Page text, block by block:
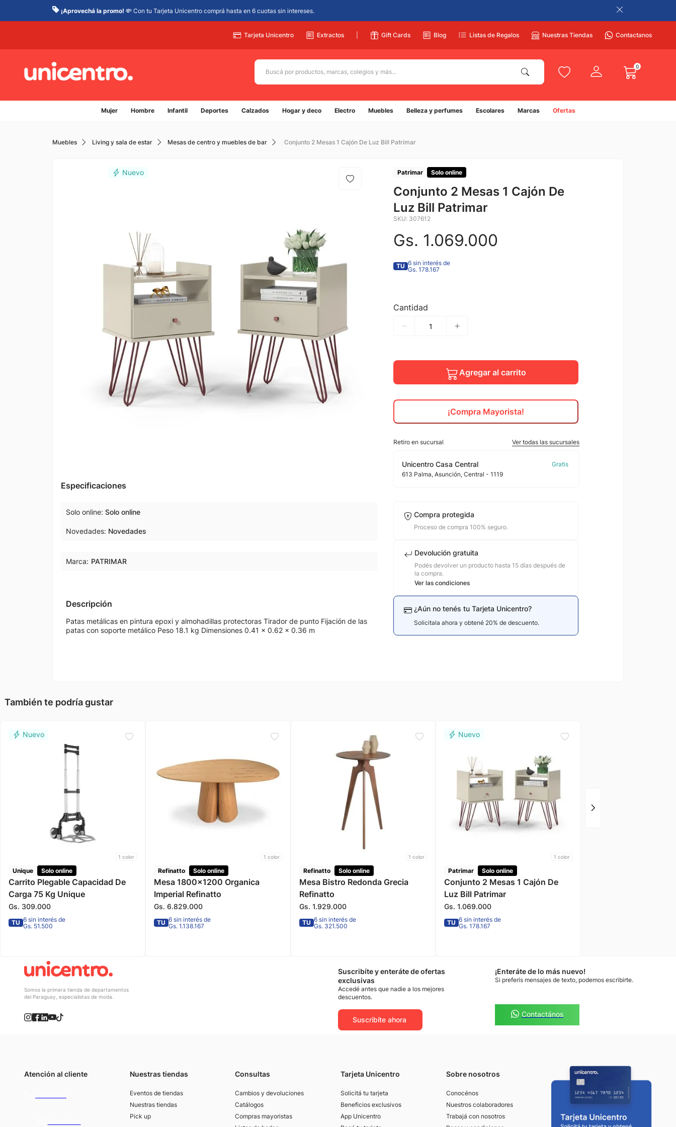
¡Aprovechá la promo! 💸 Con tu Tarjeta Unicentro comprá hasta en 6 cuotas sin intereses.
Tarjeta Unicentro Extractos Gift Cards Blog Listas de Regalos Nuestras Tiendas Contactanos
Buscá por productos, marcas, colegios y más... 0
Mujer Hombre Infantil Deportes Calzados Hogar y deco Electro Muebles Belleza y perfumes Escolares Marcas Ofertas
Muebles Living y sala de estar Mesas de centro y muebles de bar Conjunto 2 Mesas 1 Cajón De Luz Bill Patrimar
Especificaciones
Solo online Solo online
Novedades Novedades
Marca: PATRIMAR
Descripción
Patas metálicas en pintura epoxi y almohadillas protectoras Tirador de punto Fijación de las
patas con soporte metálico Peso 18.1 kg Dimensiones 0.41 × 0.62 × 0.36 m
Patrimar Solo online
Conjunto 2 Mesas 1 Cajón De
Luz Bill Patrimar
SKU: 307612
Gs. 1.069.000
TU 6 sin interés de
Gs. 178.167
Cantidad
Agregar al carrito
¡Compra Mayorista!
Retiro en sucursal Ver todas las sucursales
Unicentro Casa Central
613 Palma, Asunción, Central - 1119
Compra protegida
Proceso de compra 100% seguro.
Devolución gratuita
Podés devolver un producto hasta 15 días después de
la compra.
Ver las condiciones
¿Aún no tenés tu Tarjeta Unicentro?
Solicitala ahora y obtené 20% de descuento.
También te podría gustar
1 color
Unique Solo online
Carrito Plegable Capacidad De
Carga 75 Kg Unique
Gs. 309.000
TU 6 sin interés de
Gs. 51.500
1 color
Refinatto Solo online
Mesa 1800x1200 Organica
Imperial Refinatto
Gs. 6.829.000
TU 6 sin interés de
Gs. 1.138.167
1 color
Refinatto Solo online
Mesa Bistro Redonda Grecia
Refinatto
Gs. 1.929.000
TU 6 sin interés de
Gs. 321.500
1 color
Patrimar Solo online
Conjunto 2 Mesas 1 Cajón De
Luz Bill Patrimar
Gs. 1.069.000
TU 6 sin interés de
Gs. 178.167
Somos la primera tienda de departamentos
del Paraguay, especialistas de moda.
Suscribíte y enteráte de ofertas
exclusivas
Accedé antes que nadie a los mejores
descuentos.
Suscribíte ahora
¡Enteráte de lo más nuevo!
Si preferís mensajes de texto, podemos escribirte.
Contactános
Atención al cliente
Nuestras tiendas
Eventos de tiendas
Nuestras tiendas
Pick up
Consultas
Cambios y devoluciones
Catálogos
Compras mayoristas
Tarjeta Unicentro
Solicitá tu tarjeta
Beneficios exclusivos
App Unicentro
Sobre nosotros
Conocénos
Nuestros colaboradores
Trabajá con nosotros
Términos más buscados